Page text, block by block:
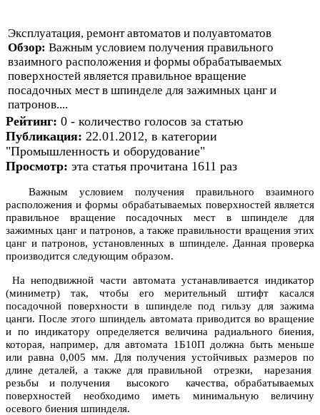
Эксплуатация, ремонт автоматов и полуавтоматов
Обзор: Важным условием получения правильного
взаимного расположения и формы обрабатываемых
поверхностей является правильное вращение
посадочных мест в шпинделе для зажимных цанг и
патронов....
Рейтинг: 0 - количество голосов за статью
Публикация: 22.01.2012, в категории
"Промышленность и оборудование"
Просмотр: эта статья прочитана 1611 раз
Важным условием получения правильного взаимного
расположения и формы обрабатываемых поверхностей является
правильное вращение посадочных мест в шпинделе для
зажимных цанг и патронов, а также правильности вращения этих
цанг и патронов, установленных в шпинделе. Данная проверка
производится следующим образом.
На неподвижной части автомата устанавливается индикатор
(миниметр) так, чтобы его мерительный штифт касался
посадочной поверхности в шпинделе под гильзу для зажима
цанги. После этого шпиндель автомата приводится во вращение
и по индикатору определяется величина радиального биения,
которая, например, для автомата 1Б10П должна быть меньше
или равна 0,005 мм. Для получения устойчивых размеров по
длине деталей, а также для правильной отрезки, нарезания
резьбы и получения высокого качества, обрабатываемых
поверхностей необходимо иметь минимальную величину
осевого биения шпинделя.